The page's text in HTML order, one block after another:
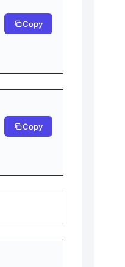
Copy
Copy